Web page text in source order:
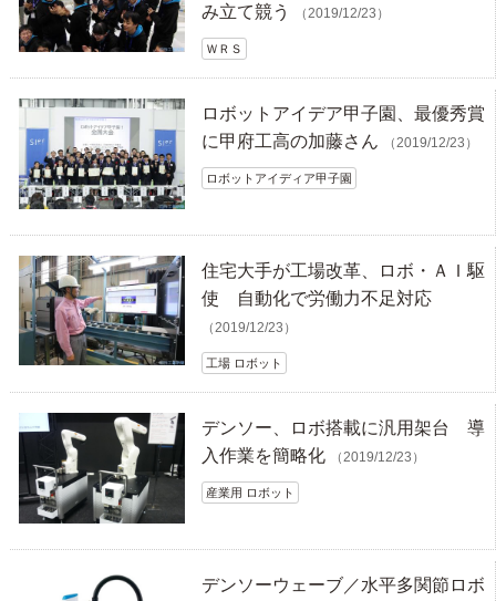
み立て競う
（2019/12/23）
ＷＲＳ
ロボットアイデア甲子園、最優秀賞
に甲府工高の加藤さん
（2019/12/23）
ロボットアイディア甲子園
住宅大手が工場改革、ロボ・ＡＩ駆
使 自動化で労働力不足対応
（2019/12/23）
工場 ロボット
デンソー、ロボ搭載に汎用架台 導
入作業を簡略化
（2019/12/23）
産業用 ロボット
デンソーウェーブ／水平多関節ロボ